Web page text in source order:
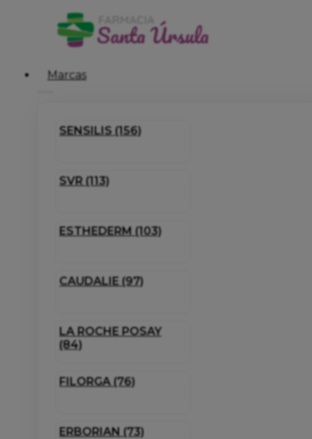
Marcas
SENSILIS (156)
SVR (113)
ESTHEDERM (103)
CAUDALIE (97)
LA ROCHE POSAY
(84)
FILORGA (76)
ERBORIAN (73)